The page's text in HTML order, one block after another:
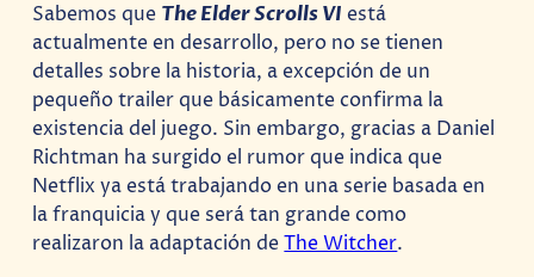
Sabemos que The Elder Scrolls VI está
actualmente en desarrollo, pero no se tienen
detalles sobre la historia, a excepción de un
pequeño trailer que básicamente confirma la
existencia del juego. Sin embargo, gracias a Daniel
Richtman ha surgido el rumor que indica que
Netflix ya está trabajando en una serie basada en
la franquicia y que será tan grande como
realizaron la adaptación deThe Witcher.